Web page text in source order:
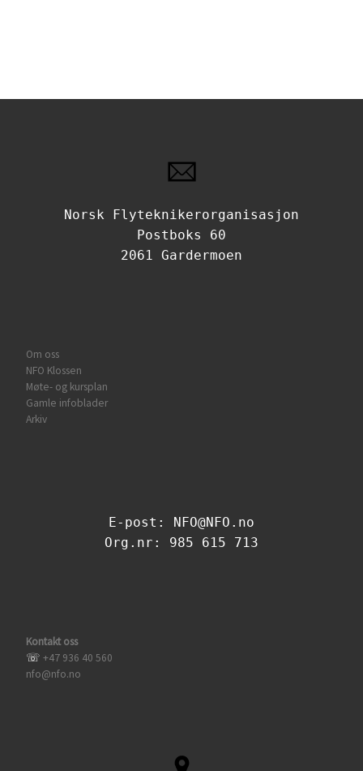
Norsk Flyteknikerorganisasjon
Postboks 60
2061 Gardermoen
Om oss
NFO Klossen
Møte- og kursplan
Gamle infoblader
Arkiv
E-post: NFO@NFO.no
Org.nr: 985 615 713
Kontakt oss
☏ +47 936 40 560
nfo@nfo.no